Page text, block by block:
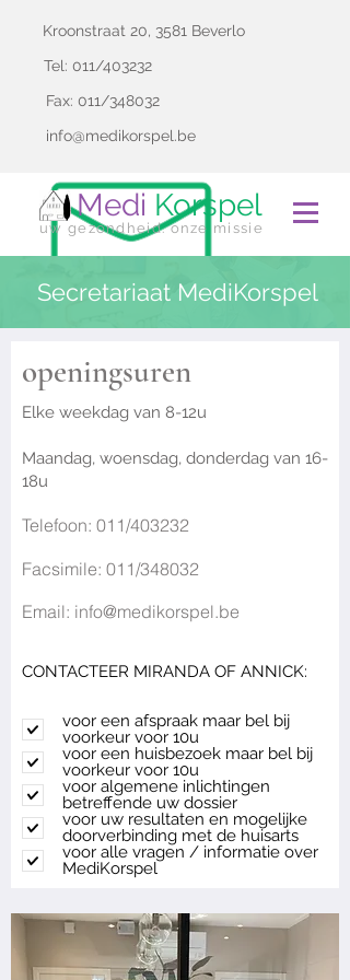
Kroonstraat 20, 3581 Beverlo
Tel: 011/403232
Fax: 011/348032
info@medikorspel.be
Medi Korspel
uw gezondheid. onze missie
Secretariaat MediKorspel
openingsuren
Elke weekdag van 8-12u
Maandag, woensdag, donderdag van 16-
18u
Telefoon: 011/403232
Facsimile: 011/348032
Email: info@medikorspel.be
CONTACTEER MIRANDA OF ANNICK:
voor een afspraak maar bel bij
voorkeur voor 10u
voor een huisbezoek maar bel bij
voorkeur voor 10u
voor algemene inlichtingen
betreffende uw dossier
voor uw resultaten en mogelijke
doorverbinding met de huisarts
voor alle vragen / informatie over
MediKorspel